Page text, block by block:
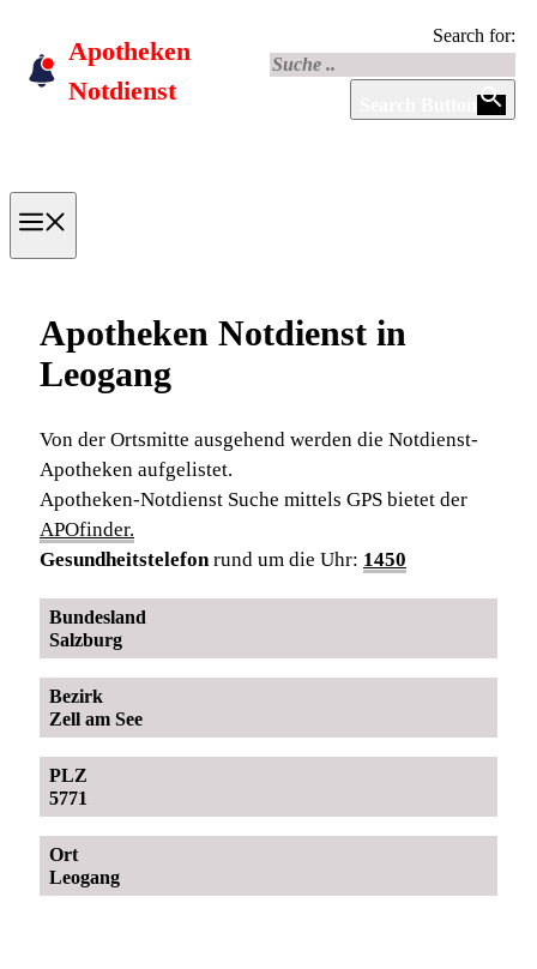
content
Apotheken
Notdienst
Search for:
Apotheken Notdienst in
Leogang
Von der Ortsmitte ausgehend werden die Notdienst-
Apotheken aufgelistet.
Apotheken-Notdienst Suche mittels GPS bietet der
APOfinder.
Gesundheitstelefon rund um die Uhr: 1450
Bundesland
Salzburg
Bezirk
Zell am See
PLZ
5771
Ort
Leogang